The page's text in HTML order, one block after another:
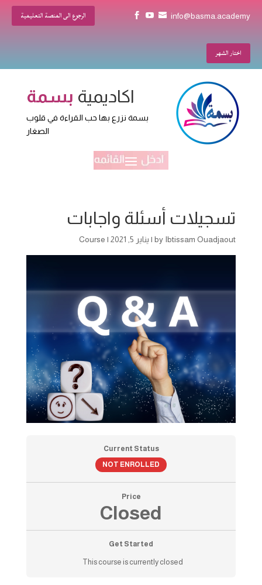
info@basma.academy
  الرجوع الى المنصة التعليمية
اختار الشهر
اكاديمية بسمة
بسمة نزرع بها حب القراءة في قلوب
الصغار
تسجيلات أسئلة واجابات
by Ibtissam Ouadjaout
| يناير 5, 2021 |
Course
Current Status
NOT ENROLLED
Price
Closed
Get Started
This course is currently closed